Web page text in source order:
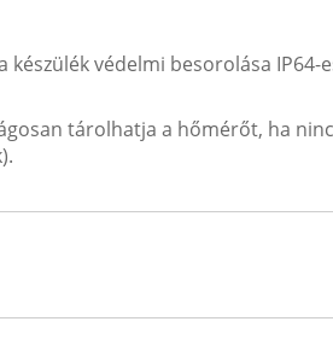
készülék védelmi besorolása
tárolhatja a hőmérőt, ha